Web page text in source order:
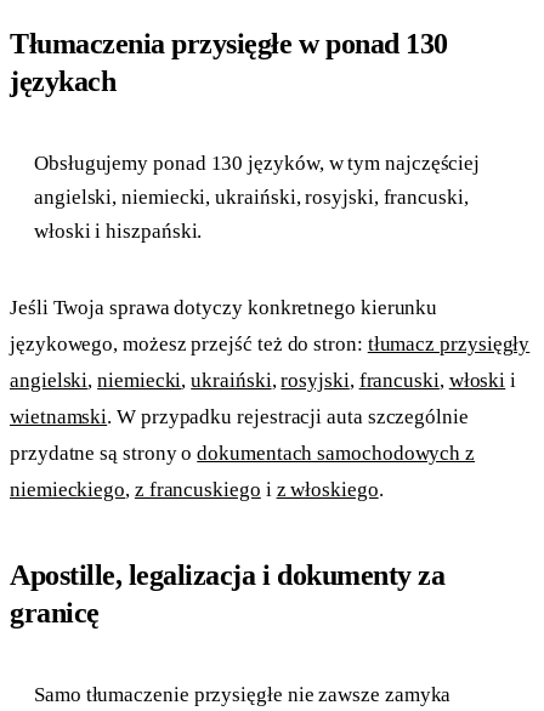
Tłumaczenia przysięgłe w ponad 130
językach
Obsługujemy ponad 130 języków, w tym najczęściej
angielski, niemiecki, ukraiński, rosyjski, francuski,
włoski i hiszpański.
Jeśli Twoja sprawa dotyczy konkretnego kierunku
językowego, możesz przejść też do stron: tłumacz przysięgły
angielski,niemiecki,ukraiński,rosyjski, francuski, włoski i
wietnamski. W przypadku rejestracji auta szczególnie
przydatne są strony odokumentach samochodowych z
niemieckiego, z francuskiego i z włoskiego.
Apostille, legalizacja i dokumenty za
granicę
Samo tłumaczenie przysięgłe nie zawsze zamyka